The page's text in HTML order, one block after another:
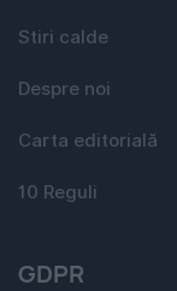
Stiri calde
Despre noi
Carta editorială
10 Reguli
GDPR